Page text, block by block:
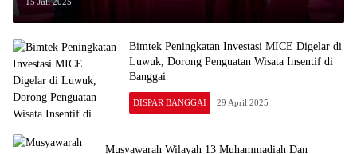
Irwanto Kulap
Bimtek Peningkatan Investasi MICE Digelar di
Luwuk, Dorong Penguatan Wisata Insentif di
Banggai
DISPAR BANGGAI 29 April 2025
Musyawarah Wilayah 13 Muhammadiah Dan